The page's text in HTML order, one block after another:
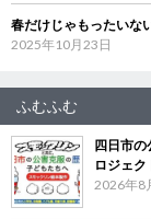
春だけじゃもったいな
2025年10月23日
ふむふむ
四日市
ロジェ
2026年8